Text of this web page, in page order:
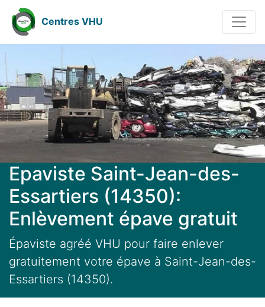
Centres VHU
Epaviste Saint-Jean-des-
Essartiers (14350):
Enlèvement épave gratuit
Épaviste agréé VHU pour faire enlever
gratuitement votre épave à Saint-Jean-des-
Essartiers (14350).